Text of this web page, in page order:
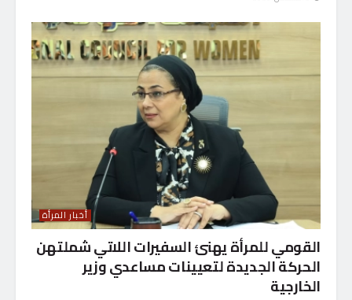
أخبار المرأة
القومي للمرأة يهنئ السفيرات اللاتي شملتهن
الحركة الجديدة لتعيينات مساعدي وزير
الخارجية